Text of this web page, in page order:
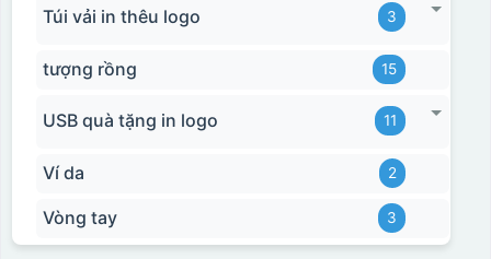
Túi vải in thêu logo 3
tượng rồng 15
USB quà tặng in logo 11
Ví da 2
Vòng tay 3